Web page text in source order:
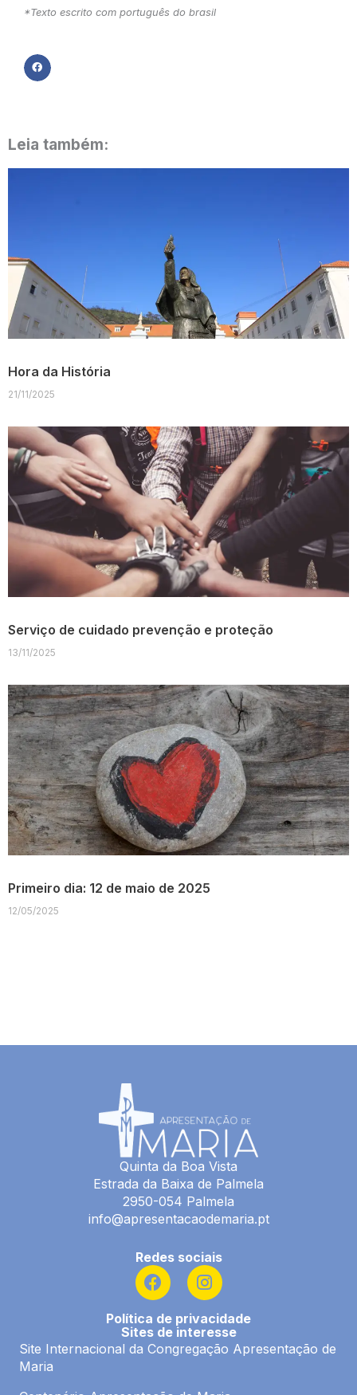
*Texto escrito com português do brasil
Leia também:
Hora da História
21/11/2025
Serviço de cuidado prevenção e proteção
13/11/2025
Primeiro dia: 12 de maio de 2025
12/05/2025
Quinta da Boa Vista
Estrada da Baixa de Palmela
2950-054 Palmela
info@apresentacaodemaria.pt
Redes sociais
F
a
e
b
o
I
n
t
a
g
Política de privacidade
Sites de interesse
Site Internacional da Congregação Apresentação de
Maria